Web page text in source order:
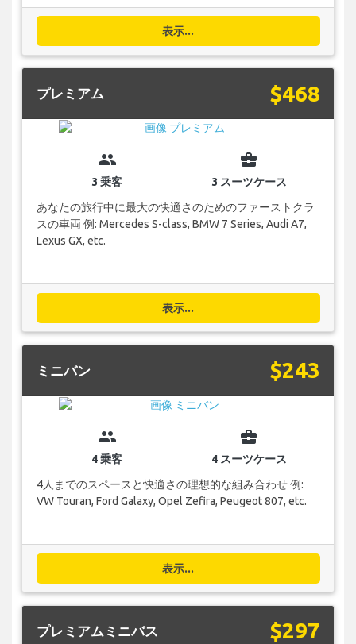
表示...
プレミアム $468
group
3 乗客
business_center
3 スーツケース
あなたの旅行中に最大の快適さのためのファーストクラ
スの車両 例: Mercedes S-class, BMW 7 Series, Audi A7,
Lexus GX, etc.
表示...
ミニバン $243
group
4 乗客
business_center
4 スーツケース
4人までのスペースと快適さの理想的な組み合わせ 例:
VW Touran, Ford Galaxy, Opel Zefira, Peugeot 807, etc.
表示...
プレミアムミニバス $297